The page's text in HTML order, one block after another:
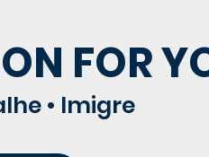
FOR
• Imigre